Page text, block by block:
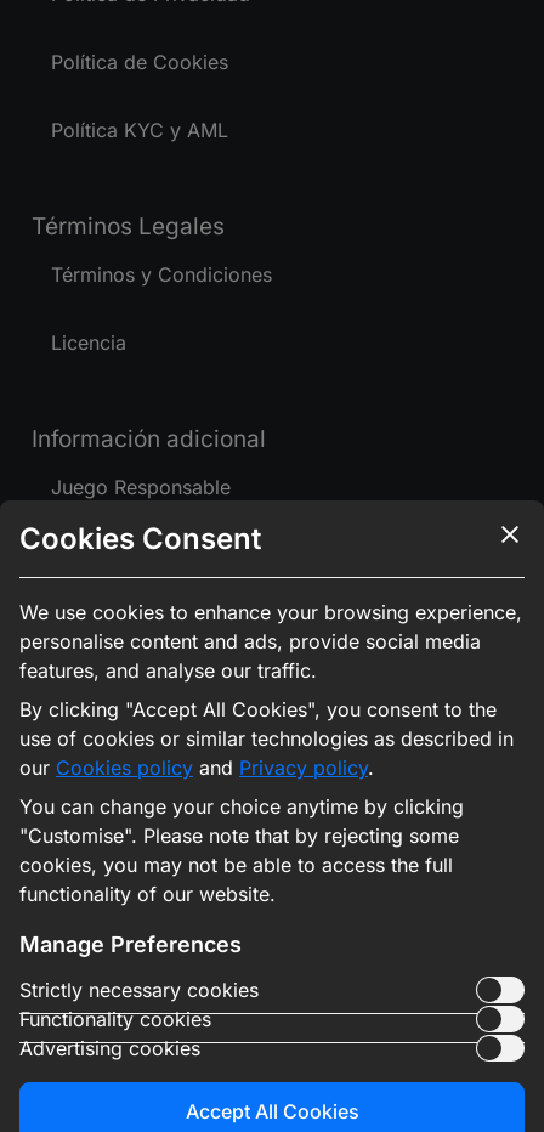
Política de Cookies
Política KYC y AML
Términos Legales
Términos y Condiciones
Licencia
Información adicional
Juego Responsable
Contáctanos
Contacta con Nosotros
Copyright © 2026
La plataforma 1Win Venezuela tiene un fin
estrictamente recreativo y no debe considerarse un
medio para generar ingresos. El acceso está
restringido exclusivamente a residentes de
Venezuela mayores de 18 años. En caso de
presentar conductas de riesgo asociadas al juego,
le sugerimos contactar a un profesional.
Soporte:[email protected]
Licencia de Curazao: N.º 8048/JAZ2018-040
18+
[email protected]
Servicio de seguridad:
[email protected]
Cookies Consent
We use cookies to enhance your browsing experience,
personalise content and ads, provide social media
features, and analyse our traffic.
By clicking "Accept All Cookies", you consent to the
use of cookies or similar technologies as described in
our Cookies policy and Privacy policy.
You can change your choice anytime by clicking
"Customise". Please note that by rejecting some
cookies, you may not be able to access the full
functionality of our website.
Manage Preferences
Strictly necessary cookies
Functionality cookies
Advertising cookies
Accept All Cookies